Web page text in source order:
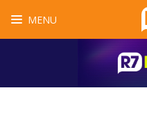
MENU